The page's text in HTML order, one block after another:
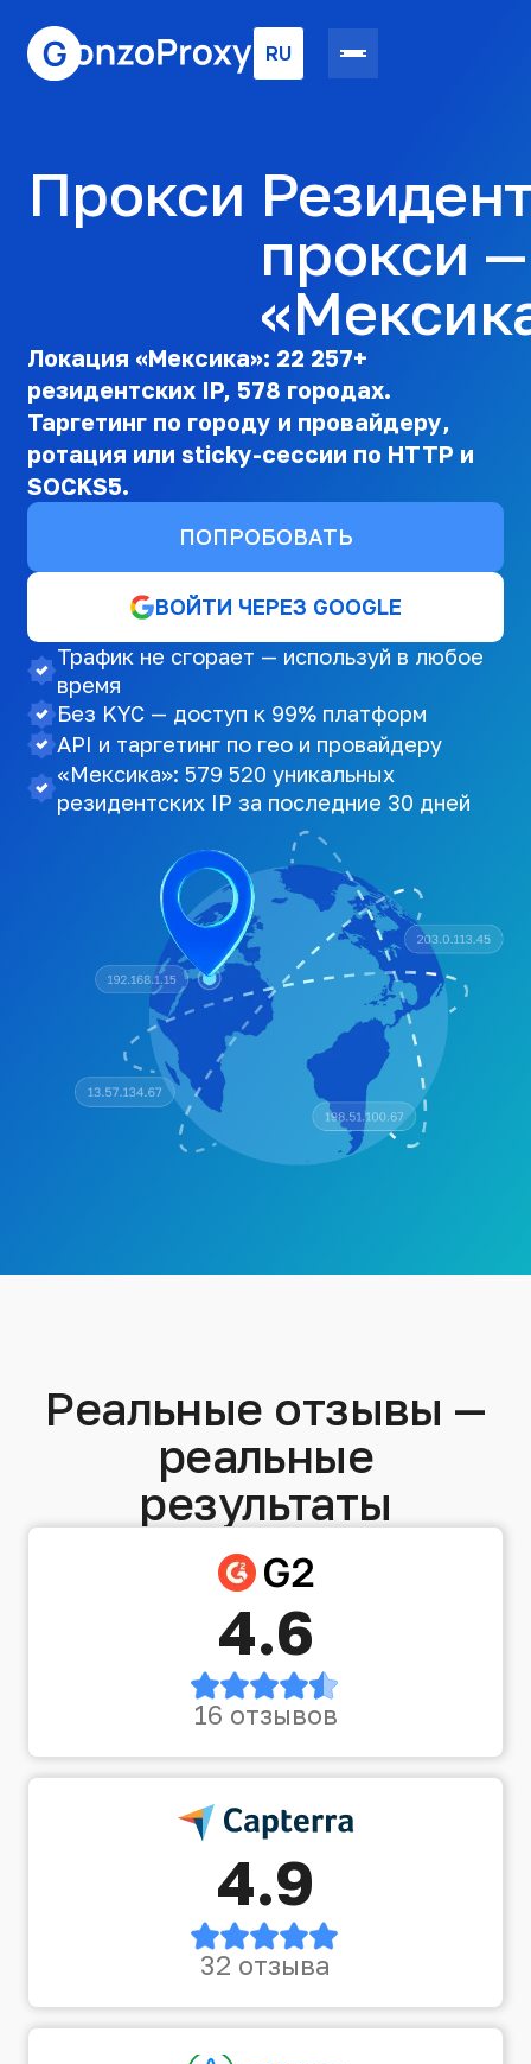
RU
Прокси
прокси —
Локация «Мексика»: 22 257+
резидентских IP, 578 городах.
Таргетинг по городу и провайдеру,
ротация или sticky-сессии по HTTP и
SOCKS5.
ПОПРОБОВАТЬ
ВОЙТИ ЧЕРЕЗ GOOGLE
Трафик не сгорает — используй в любое
время
Без KYC — доступ к 99% платформ
API и таргетинг по гео и провайдеру
«Мексика»: 579 520 уникальных
резидентских IP за последние 30 дней
Реальные отзывы —
реальные
результаты
4.6
16 отзывов
4.9
32 отзыва